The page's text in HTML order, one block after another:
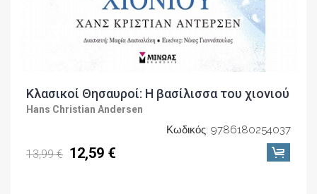
Κλασικοί Θησαυροί: Η βασίλισσα του χιονιού
Hans Christian Andersen
Κωδικός: 9786180254037
13,99 € 12,59 €